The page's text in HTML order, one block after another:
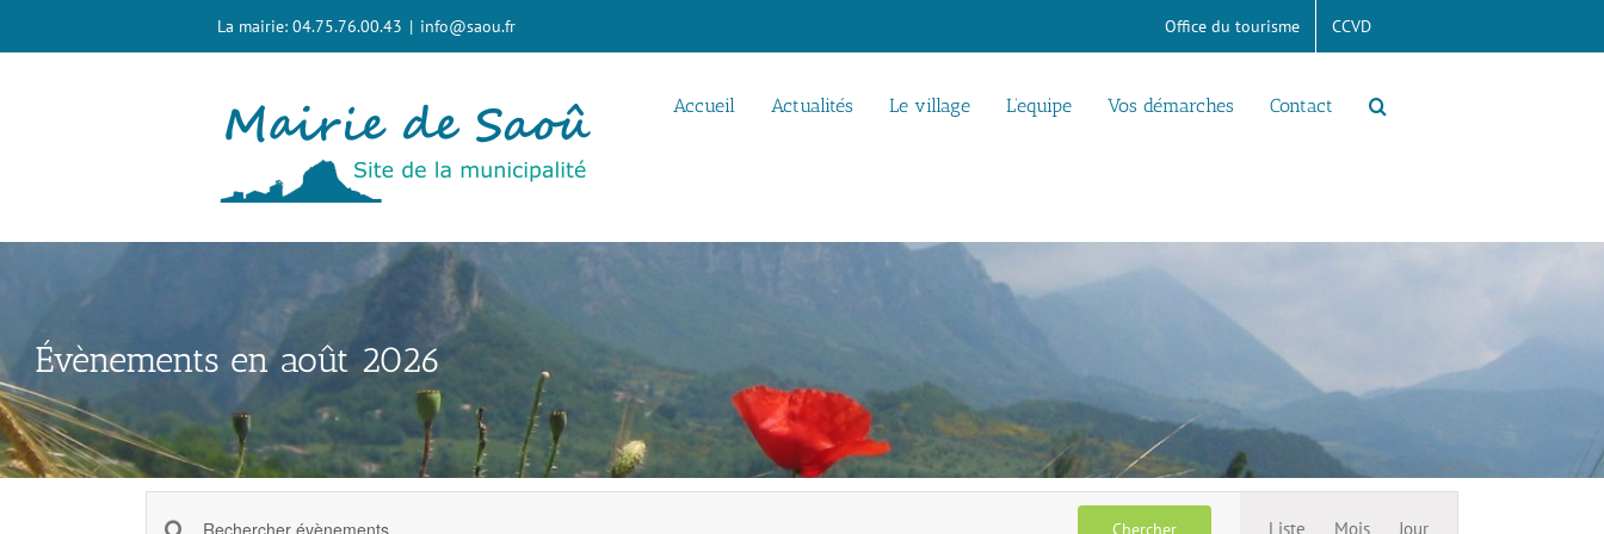
La mairie: 04.75.76.00.43 | info@saou.fr Office du tourisme CCVD
Accueil Actualités Le village L’equipe Vos démarches Contact
Évènements en août 2026
Chercher Liste Mois Jour